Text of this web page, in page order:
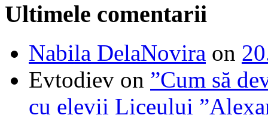
Ultimele comentarii
Nabila DelaNovira on
Evtodiev on ”Cum să
cu elevii Liceului